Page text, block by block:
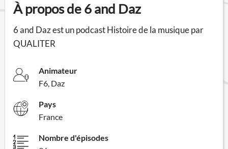
À propos de 6 and Daz
6 and Daz est un podcast Histoire de la musique par
QUALITER
Animateur
F6, Daz
Pays
France
Nombre d'épisodes